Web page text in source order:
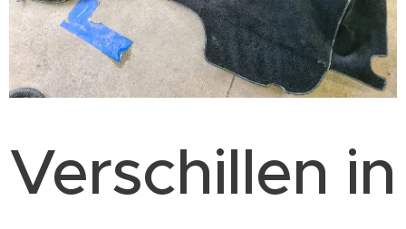
Verschillen in